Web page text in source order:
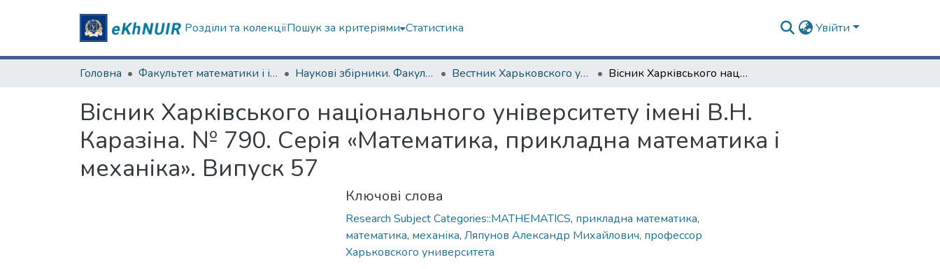
Розділи та колекціїПошук за критеріями Статистика Увійти
Головна Факультет математики і інформатики Наукові збірники. Факультет математики і інформатики Вестник Харьковского университета. Сер. Механико-математическая Вісник Харківського національного університету імені В.Н. Каразіна. № 790. Серія «Математика, прикладна математика і механіка». Випуск 57
Вісник Харківського національного університету імені В.Н.
Каразіна. № 790. Серія «Математика, прикладна математика і
механіка». Випуск 57
Ключові слова
Research Subject Categories::MATHEMATICS, прикладна математика,
математика, механіка, Ляпунов Александр Михайлович, профессор
Харьковского университета